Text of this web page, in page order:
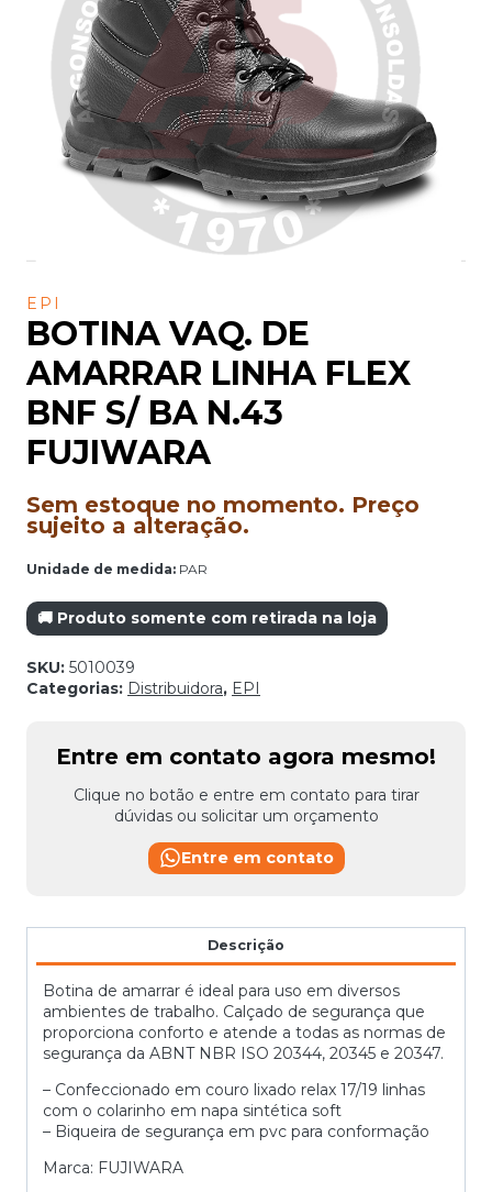
EPI
BOTINA VAQ. DE
AMARRAR LINHA FLEX
BNF S/ BA N.43
FUJIWARA
Sem estoque no momento. Preço
sujeito a alteração.
Unidade de medida: PAR
🚚 Produto somente com retirada na loja
SKU: 5010039
Categorias: Distribuidora, EPI
Entre em contato agora mesmo!
Clique no botão e entre em contato para tirar
dúvidas ou solicitar um orçamento
Entre em contato
Descrição
Botina de amarrar é ideal para uso em diversos
ambientes de trabalho. Calçado de segurança que
proporciona conforto e atende a todas as normas de
segurança da ABNT NBR ISO 20344, 20345 e 20347.
– Confeccionado em couro lixado relax 17/19 linhas
com o colarinho em napa sintética soft
– Biqueira de segurança em pvc para conformação
Marca: FUJIWARA